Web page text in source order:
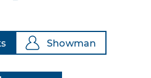
Showman